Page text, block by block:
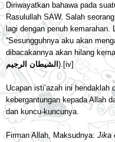
Diriwayatkan bahawa pada
Rasulullah SAW. Salah
lagi dengan penuh
“Sesungguhnya aku akan
dibacakannya akan hilang
الشيطان الرجيم ). [iv]
Ucapan isti’azah ini hendaklah
kebergantungan kepada Allah
dan kuncu-kuncunya.
Firman Allah, Maksudnya: Jika